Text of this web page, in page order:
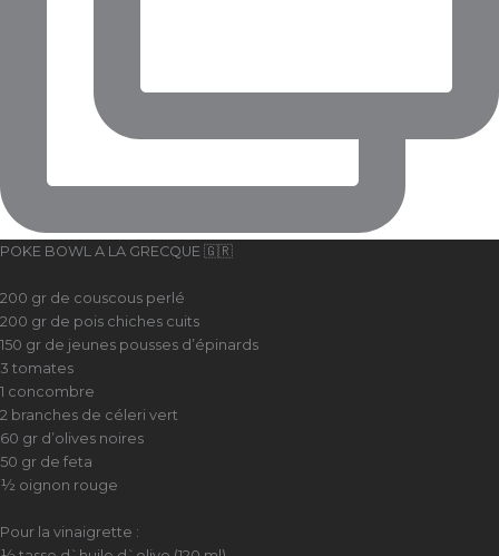
POKE BOWL A LA GRECQUE 🇬🇷
200 gr de couscous perlé
200 gr de pois chiches cuits
150 gr de jeunes pousses d’épinards
3 tomates
1 concombre
2 branches de céleri vert
60 gr d’olives noires
50 gr de feta
½ oignon rouge
Pour la vinaigrette :